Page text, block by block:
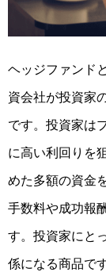
ヘッジファンド
資会社が投資家
です。投資家は
に高い利回りを
めた多額の資金
手数料や成功報
す。投資家にと
係になる商品です